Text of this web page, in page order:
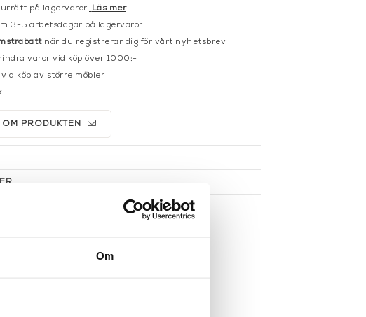
Om
på lagervaror. Läs mer
3-5 arbetsdagar på lagervaror
när du registrerar dig för vårt nyhetsbrev
varor vid köp över 1000:-
köp av större möbler
PRODUKTEN